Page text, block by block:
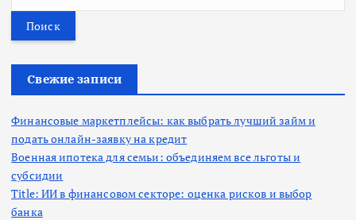
т
Свежие записи
Финансовые маркетплейсы: как выбрать лучший займ и
подать онлайн-заявку на кредит
Военная ипотека для семьи: объединяем все льготы и
субсидии
Title: ИИ в финансовом секторе: оценка рисков и выбор
банка